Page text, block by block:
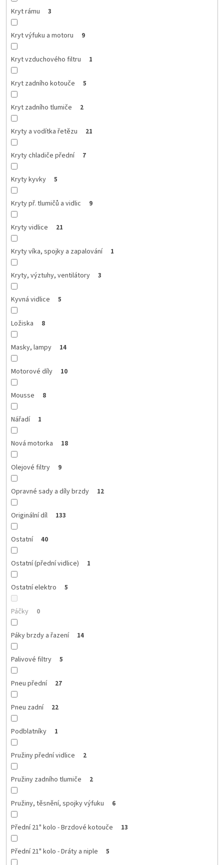
Kryt rámu 3
Kryt výfuku a motoru 9
Kryt vzduchového filtru 1
Kryt zadního kotouče 5
Kryt zadního tlumiče 2
Kryty a vodítka řetězu 21
Kryty chladiče přední 7
Kryty kyvky 5
Kryty př. tlumičů a vidlic 9
Kryty vidlice 21
Kryty víka, spojky a zapalování 1
Kryty, výztuhy, ventilátory 3
Kyvná vidlice 5
Ložiska 8
Masky, lampy 14
Motorové díly 10
Mousse 8
Nářadí 1
Nová motorka 18
Olejové filtry 9
Opravné sady a díly brzdy 12
Originální díl 133
Ostatní 40
Ostatní (přední vidlice) 1
Ostatní elektro 5
Páčky 0
Páky brzdy a řazení 14
Palivové filtry 5
Pneu přední 27
Pneu zadní 22
Podblatníky 1
Pružiny přední vidlice 2
Pružiny zadního tlumiče 2
Pružiny, těsnění, spojky výfuku 6
Přední 21" kolo - Brzdové kotouče 13
Přední 21" kolo - Dráty a niple 5